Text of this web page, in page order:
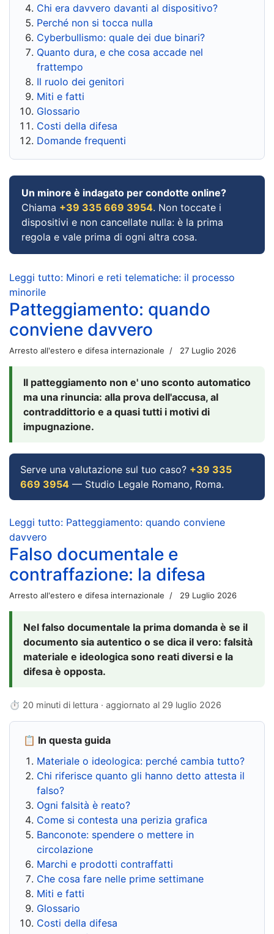
Chi era davvero davanti al dispositivo?
Perché non si tocca nulla
Cyberbullismo: quale dei due binari?
Quanto dura, e che cosa accade nel
frattempo
Il ruolo dei genitori
Miti e fatti
Glossario
Costi della difesa
Domande frequenti
Un minore è indagato per condotte online?
Chiama +39 335 669 3954. Non toccate i
dispositivi e non cancellate nulla: è la prima
regola e vale prima di ogni altra cosa.
Leggi tutto: Minori e reti telematiche: il processo
minorile
Patteggiamento: quando
conviene davvero
Arresto all'estero e difesa internazionale 27 Luglio 2026
Il patteggiamento non e' uno sconto automatico
ma una rinuncia: alla prova dell'accusa, al
contraddittorio e a quasi tutti i motivi di
impugnazione.
Serve una valutazione sul tuo caso? +39 335
669 3954 — Studio Legale Romano, Roma.
Leggi tutto: Patteggiamento: quando conviene
davvero
Falso documentale e
contraffazione: la difesa
Arresto all'estero e difesa internazionale 29 Luglio 2026
Nel falso documentale la prima domanda è se il
documento sia autentico o se dica il vero: falsità
materiale e ideologica sono reati diversi e la
difesa è opposta.
⏱ 20 minuti di lettura · aggiornato al 29 luglio 2026
📋 In questa guida
Materiale o ideologica: perché cambia tutto?
Chi riferisce quanto gli hanno detto attesta il
falso?
Ogni falsità è reato?
Come si contesta una perizia grafica
Banconote: spendere o mettere in
circolazione
Marchi e prodotti contraffatti
Che cosa fare nelle prime settimane
Miti e fatti
Glossario
Costi della difesa